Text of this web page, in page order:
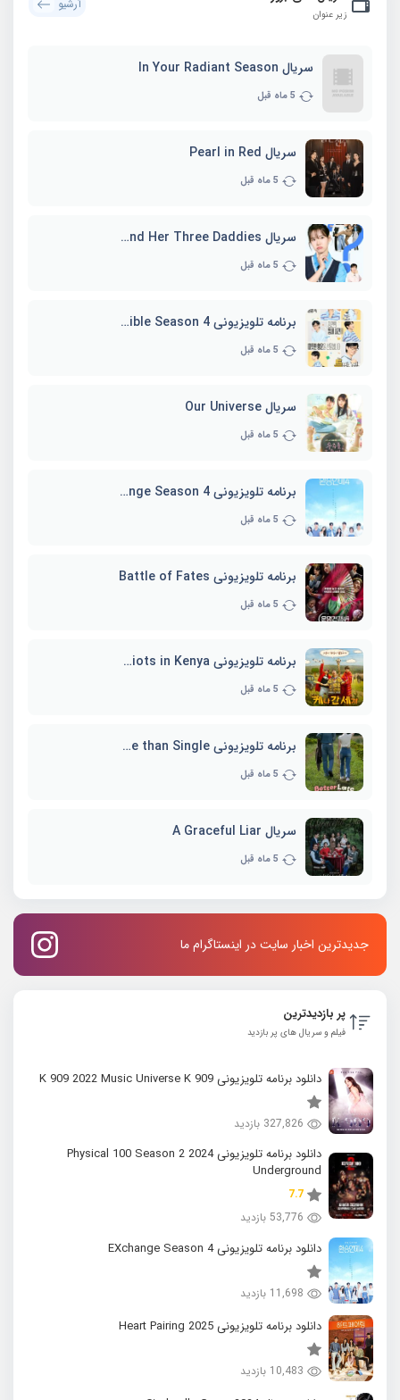
زیر عنوان
آرشیو
سریال In Your Radiant Season
5 ماه قبل
سریال Pearl in Red
5 ماه قبل
سریال Marie and Her Three Daddies
5 ماه قبل
برنامه تلویزیونی Whenever Possible Season 4
5 ماه قبل
سریال Our Universe
5 ماه قبل
برنامه تلویزیونی EXchange Season 4
5 ماه قبل
برنامه تلویزیونی Battle of Fates
5 ماه قبل
برنامه تلویزیونی Three Idiots in Kenya
5 ماه قبل
برنامه تلویزیونی Better Late than Single
5 ماه قبل
سریال A Graceful Liar
5 ماه قبل
جدیدترین اخبار سایت در اینستاگرام ما
پر بازدیدترین
فیلم و سریال های پر بازدید
دانلود برنامه تلویزیونی K 909 2022 Music Universe K 909
327,826 بازدید
دانلود برنامه تلویزیونی 2024 Physical 100 Season 2
Underground
7.7
53,776 بازدید
دانلود برنامه تلویزیونی EXchange Season 4
11,698 بازدید
دانلود برنامه تلویزیونی 2025 Heart Pairing
10,483 بازدید